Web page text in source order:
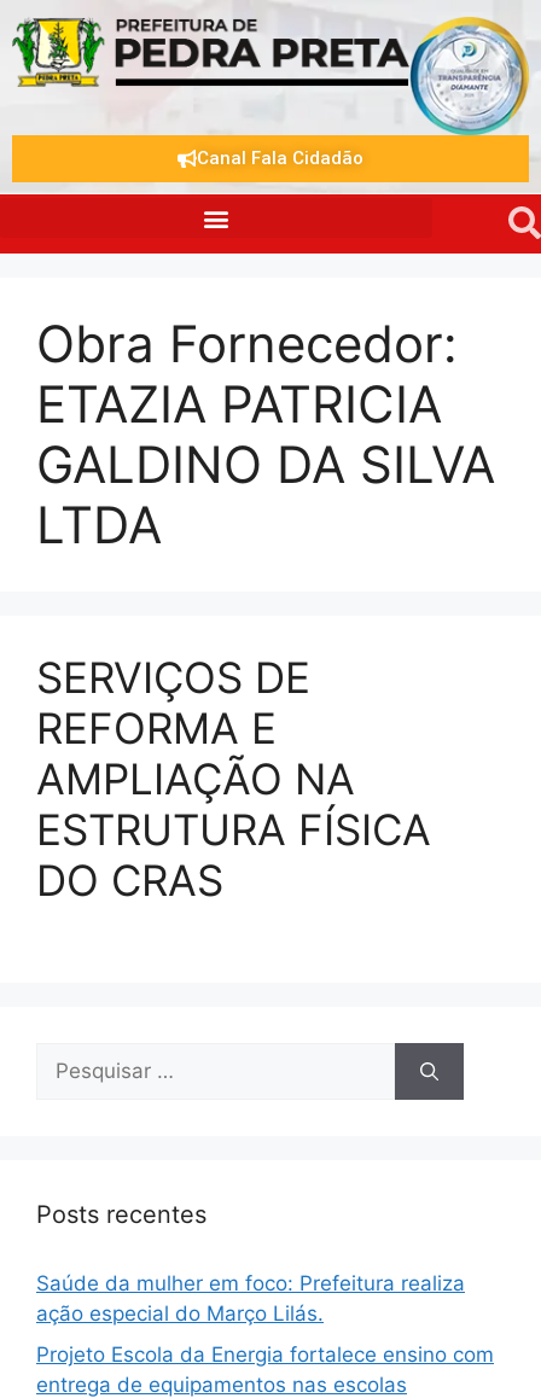
Canal Fala Cidadão
Obra Fornecedor:
ETAZIA PATRICIA
GALDINO DA SILVA
LTDA
SERVIÇOS DE
REFORMA E
AMPLIAÇÃO NA
ESTRUTURA FÍSICA
DO CRAS
Posts recentes
Saúde da mulher em foco: Prefeitura realiza
ação especial do Março Lilás.
Projeto Escola da Energia fortalece ensino com
entrega de equipamentos nas escolas